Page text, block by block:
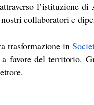
l’istituzione di
collaboratori e
trasformazione in
favore del territorio.